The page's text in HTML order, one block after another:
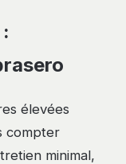
élevées
compter
minimal,